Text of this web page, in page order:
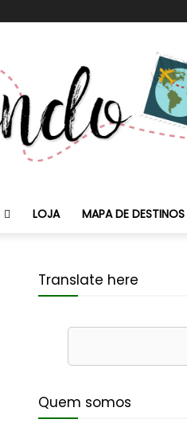
LOJA MAPA DE DESTINOS
Translate here
Quem somos